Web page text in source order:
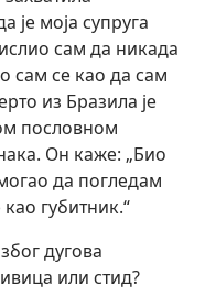
је моја супруга
сам да никада
сам се као да сам
из Бразила је
пословном
Он каже: „Био
да погледам
губитник.“
дугова
или стид?